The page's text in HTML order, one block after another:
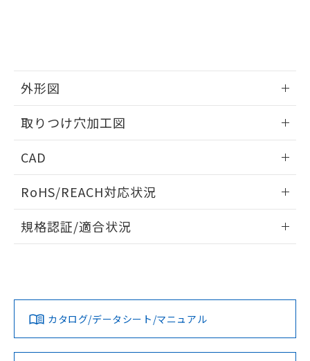
外形図
取りつけ穴加工図
CAD
ドすることができます。
ログイン/会員登録
ダウンロードデータをご利用いただく前に、以下を必ずお読
みください。
ソフトウェアの使用条件
RoHS/REACH対応状況
EU RoHS 注意事項・凡例
対応済み
規格認証/適合状況
カタログ/データシート/マニュアル
品・サービスに関するお客様との取
の共同利用に関して"
用者の範囲」に記載されている法人を
EU RoHS指令（10物質）の非含有証明書
51物質の非含有証明書（当社基準）
※本証明書は発行日時点で非含有を証明す
物質の対応では、対応完了までの期間は出
荷製品に未対応品が混在することから備考
欄に対応日を記載しておりました。
既に当社にて対応品への在庫切替を完了